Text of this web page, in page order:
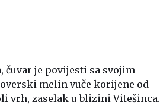
čuvar je povijesti sa svojim
melin vuče korijene od
vrh, zaselak u blizini Vitešinca.